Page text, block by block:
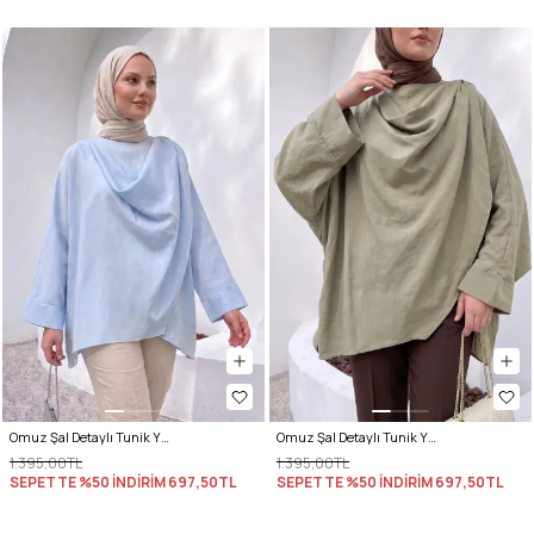
1.395,00TL
SEPETTE %50 İNDİRİM697,50TL
1.395,00TL
SEPETTE %50 İNDİRİM697,50TL